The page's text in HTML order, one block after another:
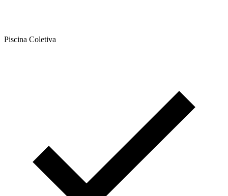
Piscina Coletiva